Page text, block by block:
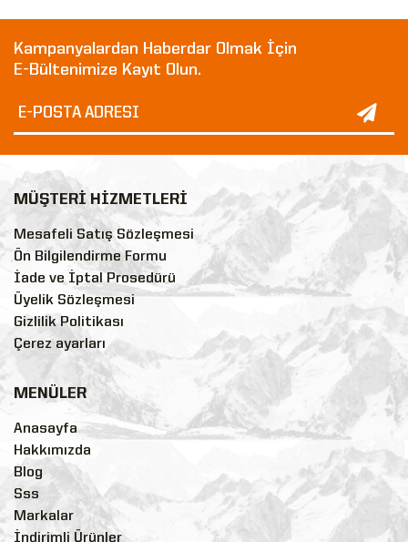
Kampanyalardan Haberdar Olmak İçin
E-Bültenimize Kayıt Olun.
MÜŞTERİ HİZMETLERİ
Mesafeli Satış Sözleşmesi
Ön Bilgilendirme Formu
İade ve İptal Prosedürü
Üyelik Sözleşmesi
Gizlilik Politikası
Çerez ayarları
MENÜLER
Anasayfa
Hakkımızda
Blog
Sss
Markalar
İndirimli Ürünler